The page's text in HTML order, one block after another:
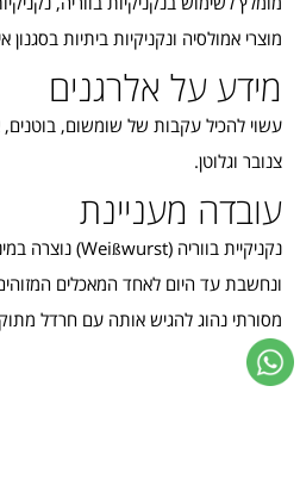
מוצרי אמולסיה ונקניקיות ביתיות בסגנון
מידע על אלרגנים
עשוי להכיל עקבות של שומשום, בוטנים,
צנובר וגלוטן.
עובדה מעניינת
ונחשבת עד היום לאחד המאכלים
מסורתי נהוג להגיש אותה עם חרדל מתוק